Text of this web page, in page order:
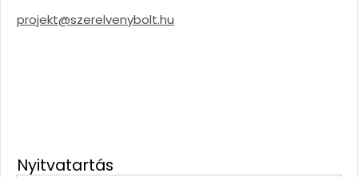
projekt@szerelvenybolt.hu
Nyitvatartás